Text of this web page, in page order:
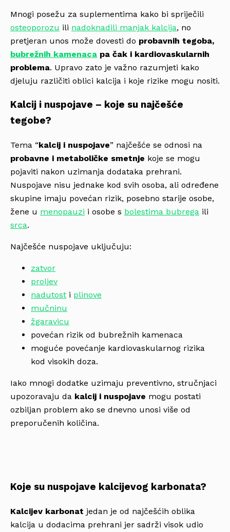
Mnogi posežu za suplementima kako bi spriječili
osteoporozu ili nadoknadili manjak kalcija, no
pretjeran unos može dovesti do probavnih tegoba,
bubrežnih kamenaca pa čak i kardiovaskularnih
problema. Upravo zato je važno razumjeti kako
djeluju različiti oblici kalcija i koje rizike mogu nositi.
Kalcij i nuspojave – koje su najčešće
tegobe?
Tema “kalcij i nuspojave” najčešće se odnosi na
probavne i metaboličke smetnje koje se mogu
pojaviti nakon uzimanja dodataka prehrani.
Nuspojave nisu jednake kod svih osoba, ali određene
skupine imaju povećan rizik, posebno starije osobe,
žene u menopauzi i osobe s bolestima bubrega ili
srca.
Najčešće nuspojave uključuju:
zatvor
proljev
nadutost i plinove
mučninu
žgaravicu
povećan rizik od bubrežnih kamenaca
moguće povećanje kardiovaskularnog rizika
kod visokih doza.
Iako mnogi dodatke uzimaju preventivno, stručnjaci
upozoravaju da kalcij i nuspojave mogu postati
ozbiljan problem ako se dnevno unosi više od
preporučenih količina.
Koje su nuspojave kalcijevog karbonata?
Kalcijev karbonat jedan je od najčešćih oblika
kalcija u dodacima prehrani jer sadrži visok udio